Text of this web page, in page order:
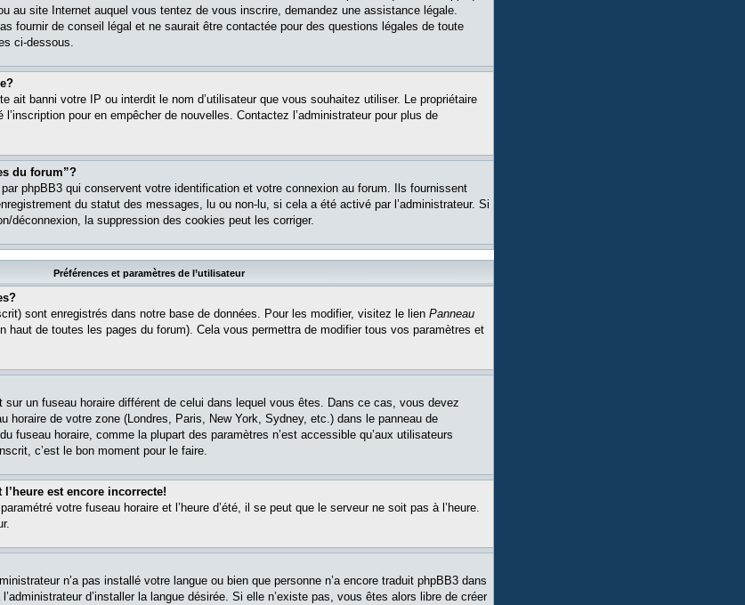
au site Internet auquel vous tentez de vous inscrire, demandez une assistance légale.
fournir de conseil légal et ne saurait être contactée pour des questions légales de toute
ci-dessous.
ait banni votre IP ou interdit le nom d’utilisateur que vous souhaitez utiliser. Le propriétaire
pour en empêcher de nouvelles. Contactez l’administrateur pour plus de
du forum”?
phpBB3 qui conservent votre identification et votre connexion au forum. Ils fournissent
du statut des messages, lu ou non-lu, si cela a été activé par l’administrateur. Si
déconnexion, la suppression des cookies peut les corriger.
Préférences et paramètres de l’utilisateur
sont enregistrés dans notre base de données. Pour les modifier, visitez le lien Panneau
haut de toutes les pages du forum). Cela vous permettra de modifier tous vos paramètres et
sur un fuseau horaire différent de celui dans lequel vous êtes. Dans ce cas, vous devez
horaire de votre zone (Londres, Paris, New York, Sydney, etc.) dans le panneau de
fuseau horaire, comme la plupart des paramètres n’est accessible qu’aux utilisateurs
c’est le bon moment pour le faire.
est encore incorrecte!
votre fuseau horaire et l’heure d’été, il se peut que le serveur ne soit pas à l’heure.
n’a pas installé votre langue ou bien que personne n’a encore traduit phpBB3 dans
d’installer la langue désirée. Si elle n’existe pas, vous êtes alors libre de créer